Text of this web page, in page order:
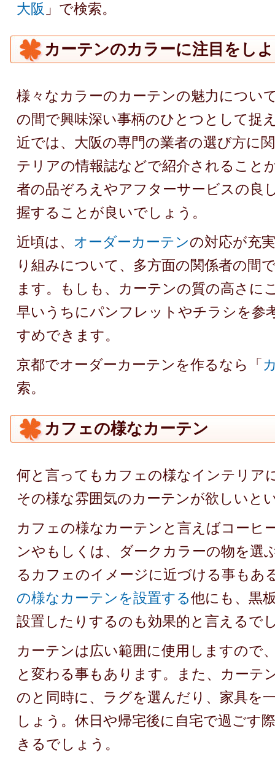
大阪 」で検索。
カーテンのカラーに注目をし
様々なカラーのカーテンの魅力につい
の間で興味深い事柄のひとつとして捉
近では、大阪の専門の業者の選び方に
テリアの情報誌などで紹介されること
者の品ぞろえやアフターサービスの良
握することが良いでしょう。
近頃は、 オーダーカーテンの対応が充
り組みについて、多方面の関係者の間
ます。もしも、カーテンの質の高さに
早いうちにパンフレットやチラシを参
すめできます。
京都でオーダーカーテンを作るなら「
索。
カフェの様なカーテン
何と言ってもカフェの様なインテリア
その様な雰囲気のカーテンが欲しいと
カフェの様なカーテンと言えばコーヒ
ンやもしくは、ダークカラーの物を選
るカフェのイメージに近づける事もあ
の様なカーテンを設置する他にも、黒
設置したりするのも効果的と言えるで
カーテンは広い範囲に使用しますので
と変わる事もあります。また、カーテ
のと同時に、ラグを選んだり、家具を
しょう。休日や帰宅後に自宅で過ごす
きるでしょう。